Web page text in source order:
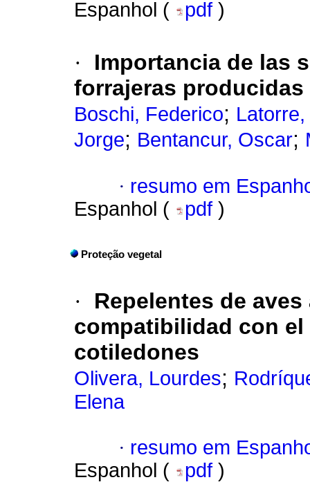
Espanhol (
pdf )
·
Importancia de las
forrajeras producidas
Boschi, Federico;
Jorge; Bentancur, Oscar;
· resumo em
Espanhol (
pdf )
Proteção vegetal
·
Repelentes de
compatibilidad con
cotiledones
Olivera, Lourdes;
Elena
· resumo em
Espanhol (
pdf )